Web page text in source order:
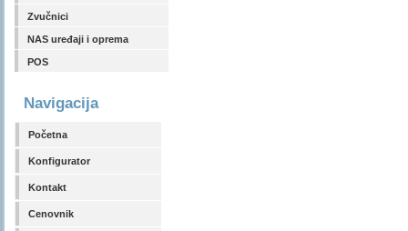
Zvučnici
NAS uređaji i oprema
POS
Navigacija
Početna
Konfigurator
Kontakt
Cenovnik